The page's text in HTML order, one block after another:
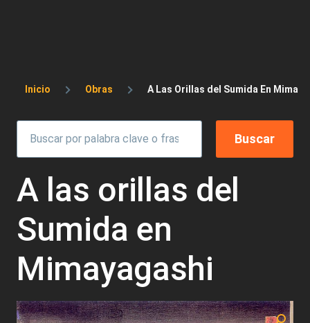
Sobrescribir enlaces de ayuda a la
Inicio Obras A Las Orillas del Sumida En
A las orillas del
Sumida en
Mimayagashi